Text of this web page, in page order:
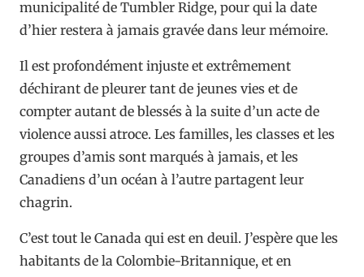
municipalité de Tumbler Ridge, pour qui la date
d’hier restera à jamais gravée dans leur mémoire.
Il est profondément injuste et extrêmement
déchirant de pleurer tant de jeunes vies et de
compter autant de blessés à la suite d’un acte de
violence aussi atroce. Les familles, les classes et les
groupes d’amis sont marqués à jamais, et les
Canadiens d’un océan à l’autre partagent leur
chagrin.
C’est tout le Canada qui est en deuil. J’espère que les
habitants de la Colombie-Britannique, et en